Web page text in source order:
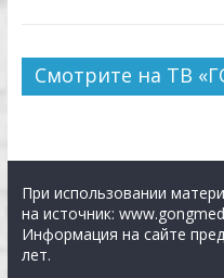
Смотрите на ТВ
При использовании
на источник:
Информация на сайте
лет.